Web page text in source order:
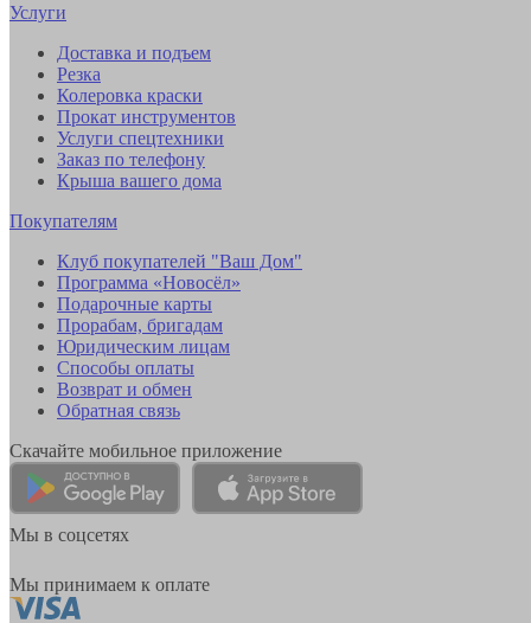
Услуги
Доставка и подъем
Резка
Колеровка краски
Прокат инструментов
Услуги спецтехники
Заказ по телефону
Крыша вашего дома
Покупателям
Клуб покупателей "Ваш Дом"
Программа «Новосёл»
Подарочные карты
Прорабам, бригадам
Юридическим лицам
Способы оплаты
Возврат и обмен
Обратная связь
Скачайте мобильное приложение
Мы в соцсетях
Мы принимаем к оплате